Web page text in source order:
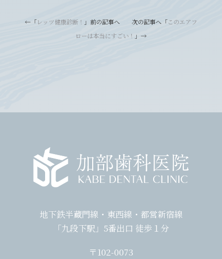
←「レッツ健康診断！ 」前の記事へ 次の記事へ「このエアフ
ローは本当にすごい！ 」→
地下鉄半蔵門線・東西線・都営新宿線
「九段下駅」5番出口 徒歩１分
〒102-0073